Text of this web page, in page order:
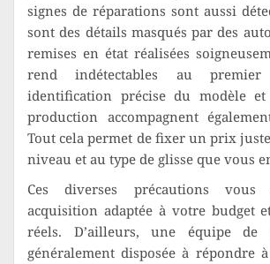
signes de réparations sont aussi
sont des détails masqués par des
remises en état réalisées
rend indétectables au
identification précise du modèle
production accompagnent
Tout cela permet de fixer un prix
niveau et au type de glisse que vous
Ces diverses précautions vous
acquisition adaptée à votre budget
réels. D’ailleurs, une équipe de
généralement disposée à répondre